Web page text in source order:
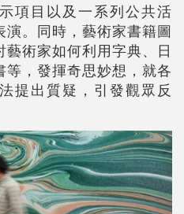
項目以及一系列公共活
。同時，藝術家書籍圖
術家如何利用字典、日
，發揮奇思妙想，就各
提出質疑，引發觀眾反